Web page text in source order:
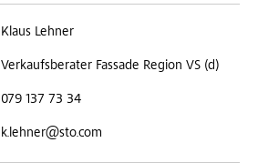
Klaus Lehner
Verkaufsberater Fassade Region VS (d)
079 137 73 34
k.lehner@sto.com